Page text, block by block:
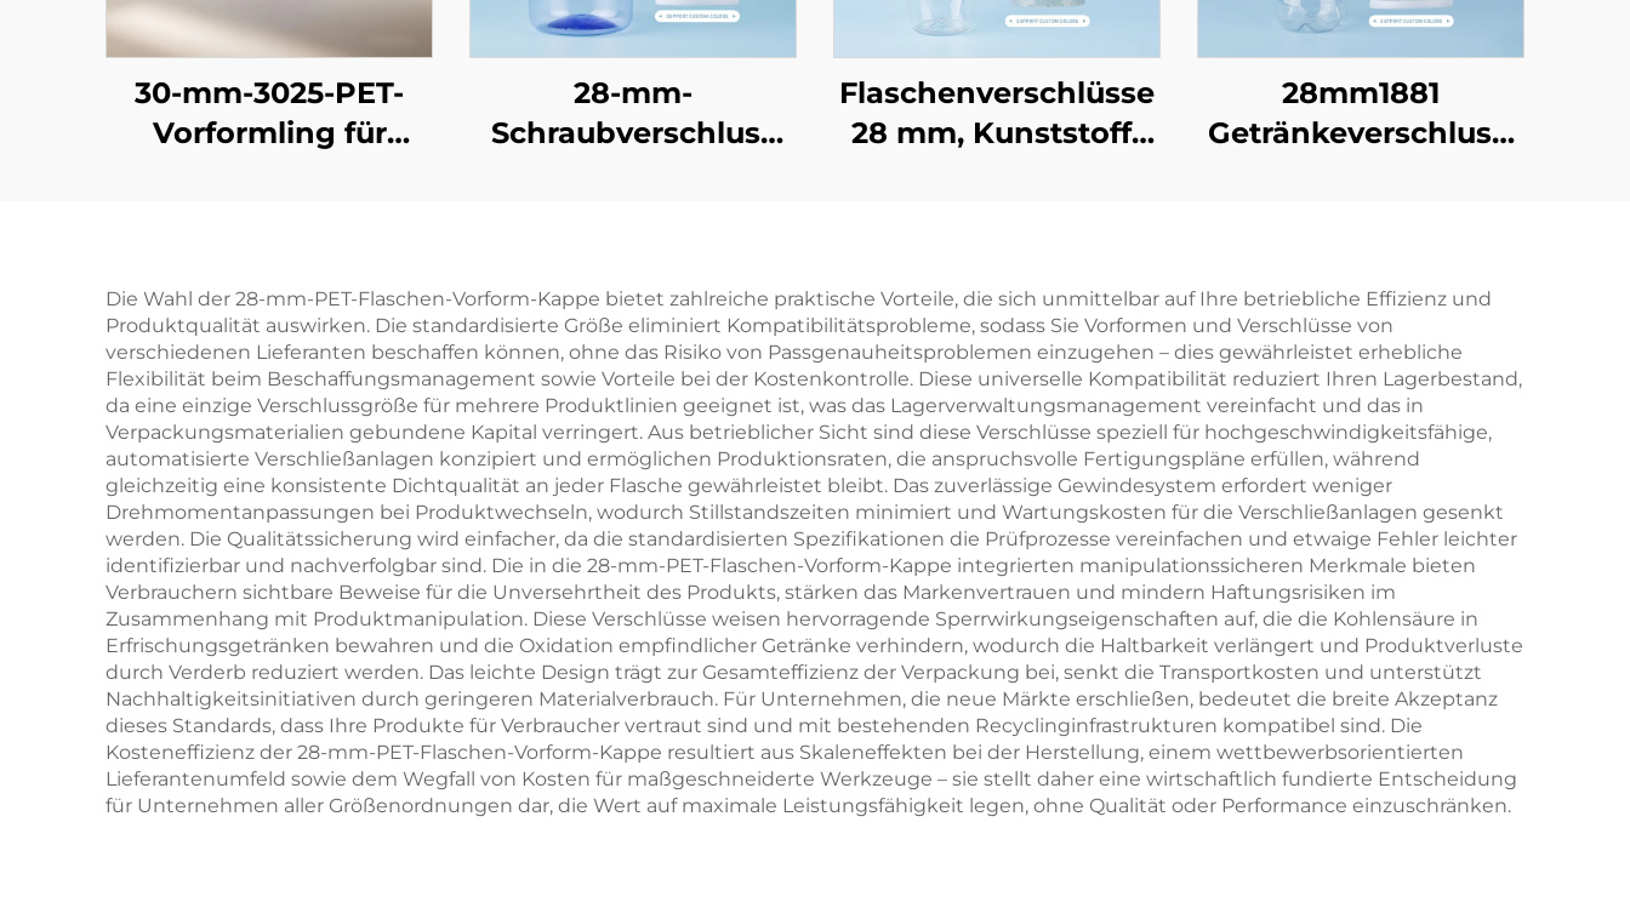
30-mm-3025-PET-
Vorformling für
reines,
lebensmittelgeeignetes
PET
28-mm-
Schraubverschluss
manipulationssichere
Kunststoffflaschenverschlüsse,
5-Gallonen-
Verschlüsse,
Großhandel
Flaschenverschlüsse
28 mm, Kunststoff-
Mineralwasserflaschen,
Direkt vom Hersteller
28mm1881
Getränkeverschluss:
Die Wahl der 28-mm-PET-Flaschen-Vorform-Kappe bietet zahlreiche praktische Vorteile, die sich unmittelbar auf Ihre betriebliche Effizienz und
Produktqualität auswirken. Die standardisierte Größe eliminiert Kompatibilitätsprobleme, sodass Sie Vorformen und Verschlüsse von
verschiedenen Lieferanten beschaffen können, ohne das Risiko von Passgenauheitsproblemen einzugehen – dies gewährleistet erhebliche
Flexibilität beim Beschaffungsmanagement sowie Vorteile bei der Kostenkontrolle. Diese universelle Kompatibilität reduziert Ihren Lagerbestand,
da eine einzige Verschlussgröße für mehrere Produktlinien geeignet ist, was das Lagerverwaltungsmanagement vereinfacht und das in
Verpackungsmaterialien gebundene Kapital verringert. Aus betrieblicher Sicht sind diese Verschlüsse speziell für hochgeschwindigkeitsfähige,
automatisierte Verschließanlagen konzipiert und ermöglichen Produktionsraten, die anspruchsvolle Fertigungspläne erfüllen, während
gleichzeitig eine konsistente Dichtqualität an jeder Flasche gewährleistet bleibt. Das zuverlässige Gewindesystem erfordert weniger
Drehmomentanpassungen bei Produktwechseln, wodurch Stillstandszeiten minimiert und Wartungskosten für die Verschließanlagen gesenkt
werden. Die Qualitätssicherung wird einfacher, da die standardisierten Spezifikationen die Prüfprozesse vereinfachen und etwaige Fehler leichter
identifizierbar und nachverfolgbar sind. Die in die 28-mm-PET-Flaschen-Vorform-Kappe integrierten manipulationssicheren Merkmale bieten
Verbrauchern sichtbare Beweise für die Unversehrtheit des Produkts, stärken das Markenvertrauen und mindern Haftungsrisiken im
Zusammenhang mit Produktmanipulation. Diese Verschlüsse weisen hervorragende Sperrwirkungseigenschaften auf, die die Kohlensäure in
Erfrischungsgetränken bewahren und die Oxidation empfindlicher Getränke verhindern, wodurch die Haltbarkeit verlängert und Produktverluste
durch Verderb reduziert werden. Das leichte Design trägt zur Gesamteffizienz der Verpackung bei, senkt die Transportkosten und unterstützt
Nachhaltigkeitsinitiativen durch geringeren Materialverbrauch. Für Unternehmen, die neue Märkte erschließen, bedeutet die breite Akzeptanz
dieses Standards, dass Ihre Produkte für Verbraucher vertraut sind und mit bestehenden Recyclinginfrastrukturen kompatibel sind. Die
Kosteneffizienz der 28-mm-PET-Flaschen-Vorform-Kappe resultiert aus Skaleneffekten bei der Herstellung, einem wettbewerbsorientierten
Lieferantenumfeld sowie dem Wegfall von Kosten für maßgeschneiderte Werkzeuge – sie stellt daher eine wirtschaftlich fundierte Entscheidung
für Unternehmen aller Größenordnungen dar, die Wert auf maximale Leistungsfähigkeit legen, ohne Qualität oder Performance einzuschränken.